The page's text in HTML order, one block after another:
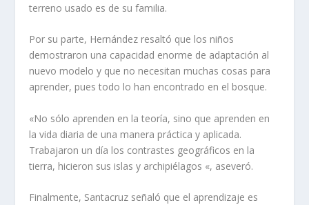
terreno usado es de su familia.
Por su parte, Hernández resaltó que los niños
demostraron una capacidad enorme de adaptación al
nuevo modelo y que no necesitan muchas cosas para
aprender, pues todo lo han encontrado en el bosque.
«No sólo aprenden en la teoría, sino que aprenden en
la vida diaria de una manera práctica y aplicada.
Trabajaron un día los contrastes geográficos en la
tierra, hicieron sus islas y archipiélagos «, aseveró.
Finalmente, Santacruz señaló que el aprendizaje es